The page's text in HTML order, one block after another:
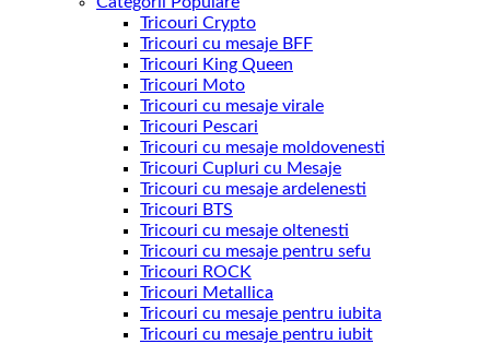
Tricouri Crypto
Tricouri cu mesaje BFF
Tricouri King Queen
Tricouri Moto
Tricouri cu mesaje virale
Tricouri Pescari
Tricouri cu mesaje moldovenesti
Tricouri Cupluri cu Mesaje
Tricouri cu mesaje ardelenesti
Tricouri BTS
Tricouri cu mesaje oltenesti
Tricouri cu mesaje pentru sefu
Tricouri ROCK
Tricouri Metallica
Tricouri cu mesaje pentru iubita
Tricouri cu mesaje pentru iubit